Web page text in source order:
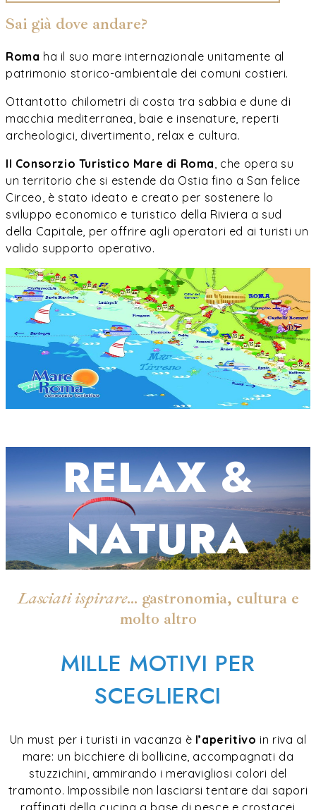
Sai già dove andare?
Roma ha il suo mare internazionale unitamente al
patrimonio storico-ambientale dei comuni costieri.
Ottantotto chilometri di costa tra sabbia e dune di
macchia mediterranea, baie e insenature, reperti
archeologici, divertimento, relax e cultura.
Il Consorzio Turistico Mare di Roma, che opera su
un territorio che si estende da Ostia fino a San felice
Circeo, è stato ideato e creato per sostenere lo
sviluppo economico e turistico della Riviera a sud
della Capitale, per offrire agli operatori ed ai turisti un
valido supporto operativo.
RELAX &
NATURA
Lasciati ispirare... gastronomia, cultura e
molto altro
MILLE MOTIVI PER
SCEGLIERCI
Un must per i turisti in vacanza è l’aperitivo in riva al
mare: un bicchiere di bollicine, accompagnati da
stuzzichini, ammirando i meravigliosi colori del
tramonto. Impossibile non lasciarsi tentare dai sapori
raffinati della cucina a base di pesce e crostacei